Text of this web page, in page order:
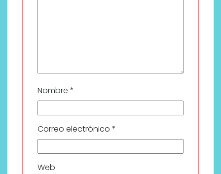
Nombre *
Correo electrónico *
Web